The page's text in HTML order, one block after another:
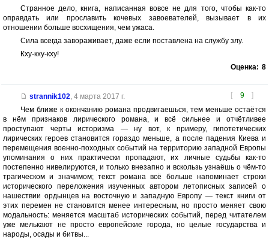
Странное дело, книга, написанная вовсе не для того, чтобы как-то
оправдать или прославить кочевых завоевателей, вызывает в их
отношении больше восхищения, чем ужаса.
Сила всегда завораживает, даже если поставлена на службу злу.
Кху-кху-кху!
Оценка: 8
[ 9 ]
strannik102 4 марта 2017 г.
Чем ближе к окончанию романа продвигаешься, тем меньше остаётся
в нём признаков лирического романа, и всё сильнее и отчётливее
проступают черты историзма — ну вот, к примеру, гипотетических
лирических героев становится гораздо меньше, а после падения Киева и
перемещения военно-походных событий на территорию западной Европы
упоминания о них практически пропадают, их личные судьбы как-то
постепенно нивелируются, и только внезапно и вскользь узнаёшь о чём-то
трагическом и значимом; текст романа всё больше напоминает строки
исторического переложения изученных автором летописных записей о
нашествии ордынцев на восточную и западную Европу — текст книги от
этих перемен не становится менее интересным, но просто меняет свою
модальность: меняется масштаб исторических событий, перед читателем
уже мелькают не просто европейские города, но целые государства и
народы, осады и битвы...